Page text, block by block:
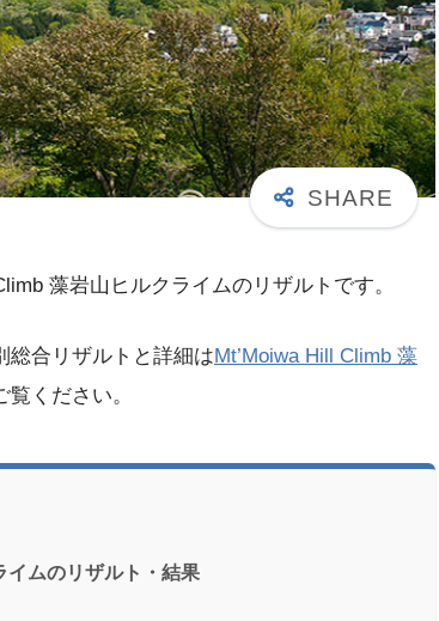
藻岩山ヒルクライムのリザルトです。
総合リザルトと詳細はMt’Moiwa Hill Climb 藻
覧ください。
イムのリザルト・結果